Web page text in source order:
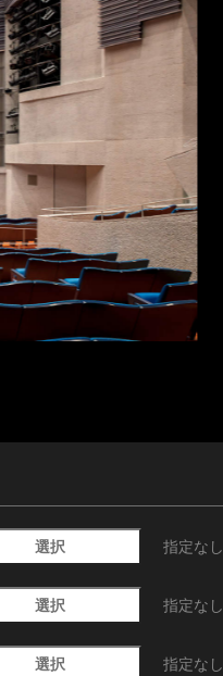
選択 指定なし
選択 指定なし
選択 指定なし